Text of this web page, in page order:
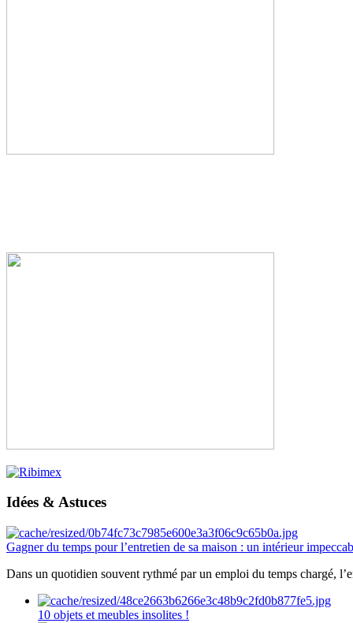
Idées & Astuces
Gagner du temps pour l’entretien de sa maison : un intérieur
Dans un quotidien souvent rythmé par un emploi du temps chargé,
10 objets et meubles insolites !